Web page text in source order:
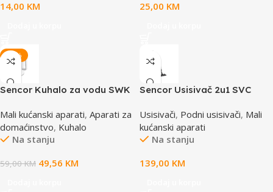
14,00 KM
25,00 KM
-16%
Sencor Kuhalo za vodu SWK
Mali kućanski aparati, Aparati za
domaćinstvo, Kuhalo
Na stanju
59,00KM 49,56 KM
Sencor Usisivač 2u1 SVC
Usisivači, Podni usisivači, Mali
kućanski aparati
Na stanju
139,00 KM